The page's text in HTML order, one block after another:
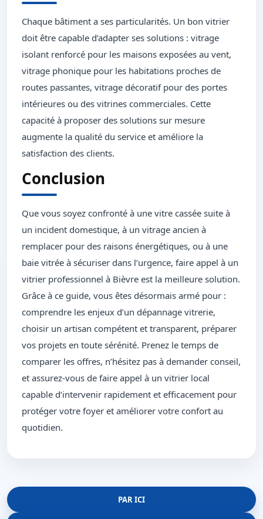
Chaque bâtiment a ses particularités. Un bon vitrier
doit être capable d’adapter ses solutions : vitrage
isolant renforcé pour les maisons exposées au vent,
vitrage phonique pour les habitations proches de
routes passantes, vitrage décoratif pour des portes
intérieures ou des vitrines commerciales. Cette
capacité à proposer des solutions sur mesure
augmente la qualité du service et améliore la
satisfaction des clients.
Conclusion
Que vous soyez confronté à une vitre cassée suite à
un incident domestique, à un vitrage ancien à
remplacer pour des raisons énergétiques, ou à une
baie vitrée à sécuriser dans l’urgence, faire appel à un
vitrier professionnel à Bièvre est la meilleure solution.
Grâce à ce guide, vous êtes désormais armé pour :
comprendre les enjeux d’un dépannage vitrerie,
choisir un artisan compétent et transparent, préparer
vos projets en toute sérénité. Prenez le temps de
comparer les offres, n’hésitez pas à demander conseil,
et assurez-vous de faire appel à un vitrier local
capable d’intervenir rapidement et efficacement pour
protéger votre foyer et améliorer votre confort au
quotidien.
PAR ICI